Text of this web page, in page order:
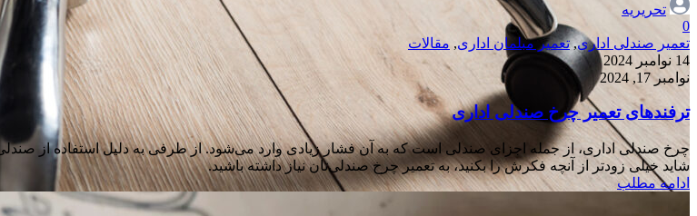
تحریریه
0
تعمیر صندلی اداری,تعمیر مبلمان اداری, مقالات
14 نوامبر 2024
نوامبر 17, 2024
ترفندهای تعمیر چرخ صندلی اداری
چرخ صندلی اداری، از جمله اجزای صندلی است که به آن فشار زیادی وارد می‌شود. از طرفی به دلیل استفاده از
شاید خیلی زودتر از آنچه فکرش را بکنید، به تعمیر چرخ صندلی‌تان نیاز داشته باشید.
ادامه مطلب